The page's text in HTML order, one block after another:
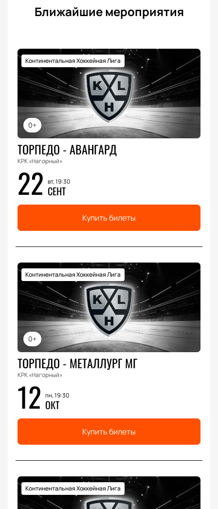
Ближайшие мероприятия
0+
Континентальная Хоккейная Лига
ТОРПЕДО - АВАНГАРД
КРК «Нагорный»
22 вт, 19:30
СЕНТ
Купить билеты
0+
Континентальная Хоккейная Лига
ТОРПЕДО - МЕТАЛЛУРГ МГ
КРК «Нагорный»
12 пн, 19:30
ОКТ
Купить билеты
Континентальная Хоккейная Лига